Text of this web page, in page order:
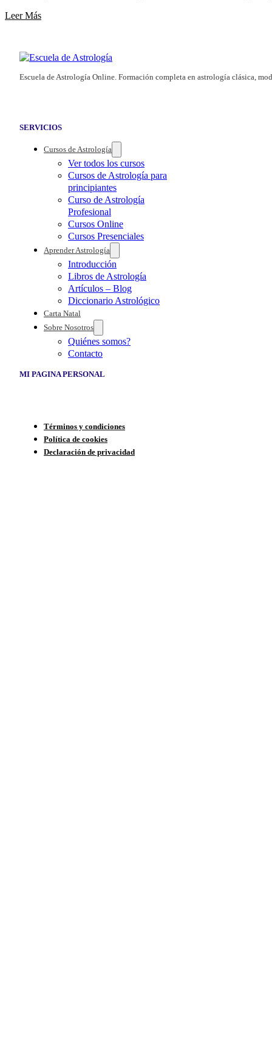
Leer Más
Escuela de Astrología Online. Formación completa en astrología clásica,
SERVICIOS
Cursos de Astrología
Ver todos los cursos
Cursos de Astrología para
principiantes
Curso de Astrología
Profesional
Cursos Online
Cursos Presenciales
Aprender Astrología
Introducción
Libros de Astrología
Artículos – Blog
Diccionario Astrológico
Carta Natal
Sobre Nosotros
Quiénes somos?
Contacto
MI PAGINA PERSONAL
Términos y condiciones
Política de cookies
Declaración de privacidad